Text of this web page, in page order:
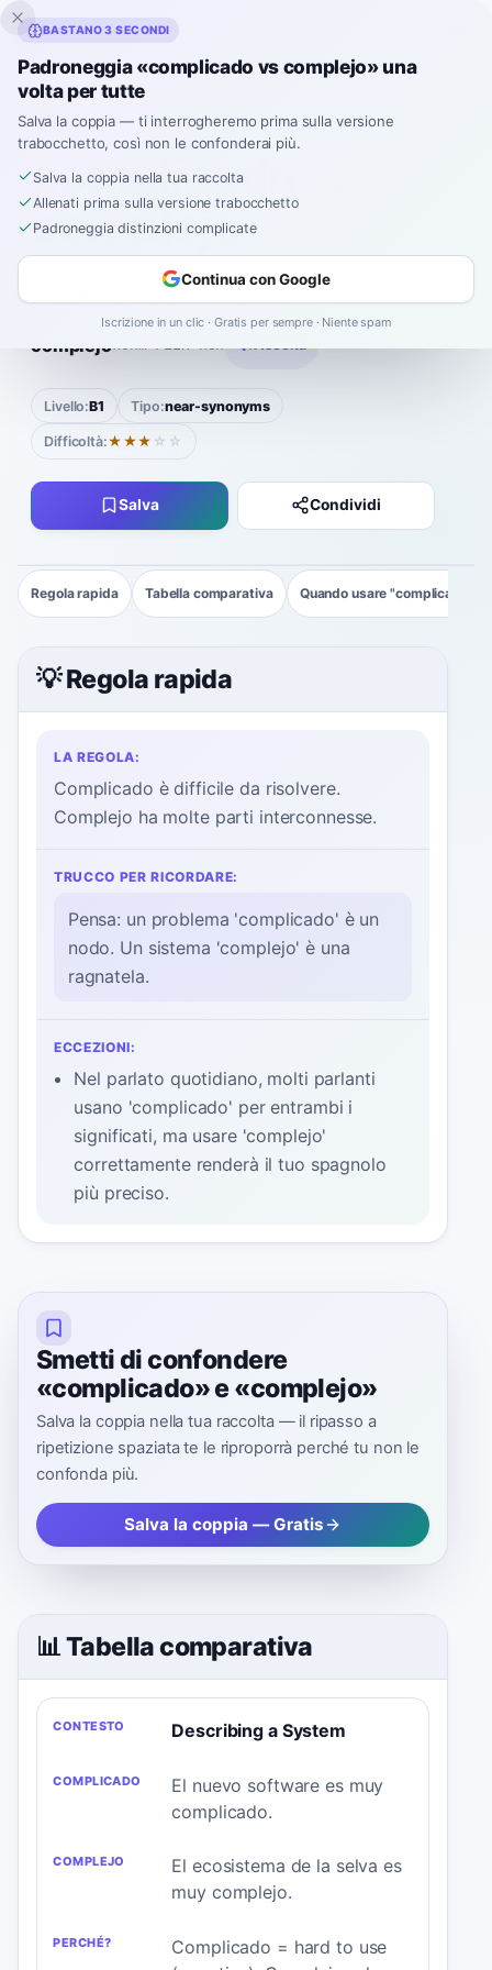
Inklingo
Spagnolo›Coppie confuse›Complicado vs Complejo
complicado
complejo
complejo
Livello:B1 Tipo:near-synonyms
Difficoltà:★★★ ☆☆
Salva Condividi
Regola rapida Tabella comparativa Quando usare "complicado"
💡 Regola rapida
LA REGOLA:
Complicado è difficile da risolvere.
Complejo ha molte parti interconnesse.
TRUCCO PER RICORDARE:
Pensa: un problema 'complicado' è un
nodo. Un sistema 'complejo' è una
ragnatela.
ECCEZIONI:
Nel parlato quotidiano, molti parlanti
usano 'complicado' per entrambi i
significati, ma usare 'complejo'
correttamente renderà il tuo spagnolo
più preciso.
Smetti di confondere
«complicado» e «complejo»
Salva la coppia nella tua raccolta — il ripasso a
ripetizione spaziata te le riproporrà perché tu non le
confonda più.
Salva la coppia — Gratis
📊 Tabella comparativa
CONTESTO COMPLICADO COMPLEJO
Describing a System
El nuevo software es muy
complicado.
El ecosistema de la selva es
muy complejo.
Complicado = hard to use
BASTANO 3 SECONDI
Padroneggia «complicado vs complejo» una
volta per tutte
Salva la coppia — ti interrogheremo prima sulla versione
trabocchetto, così non le confonderai più.
Salva la coppia nella tua raccolta
Allenati prima sulla versione trabocchetto
Padroneggia distinzioni complicate
Continua con Google
Iscrizione in un clic · Gratis per sempre · Niente spam